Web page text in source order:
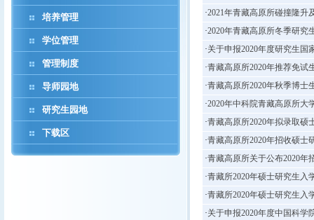
培养管理
学位管理
管理制度
导师园地
研究生园地
下载区
·2021年青藏高原所碰撞隆升
·2020年青藏高原所冬季研究
·关于申报2020年度研究生国
·青藏高原所2020年推荐免试
·青藏高原所2020年秋季博士
·2020年中科院青藏高原所大
·青藏高原所2020年拟录取硕
·青藏高原所2020年招收硕士
·青藏高原所关于公布2020年
·青藏所2020年硕士研究生入
·青藏所2020年硕士研究生入
·关于申报2020年度中国科